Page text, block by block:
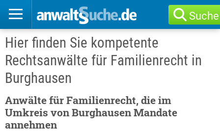
Suche
Hier finden Sie kompetente
Rechtsanwälte für Familienrecht in
Burghausen
Anwälte für Familienrecht, die im
Umkreis von Burghausen Mandate
annehmen